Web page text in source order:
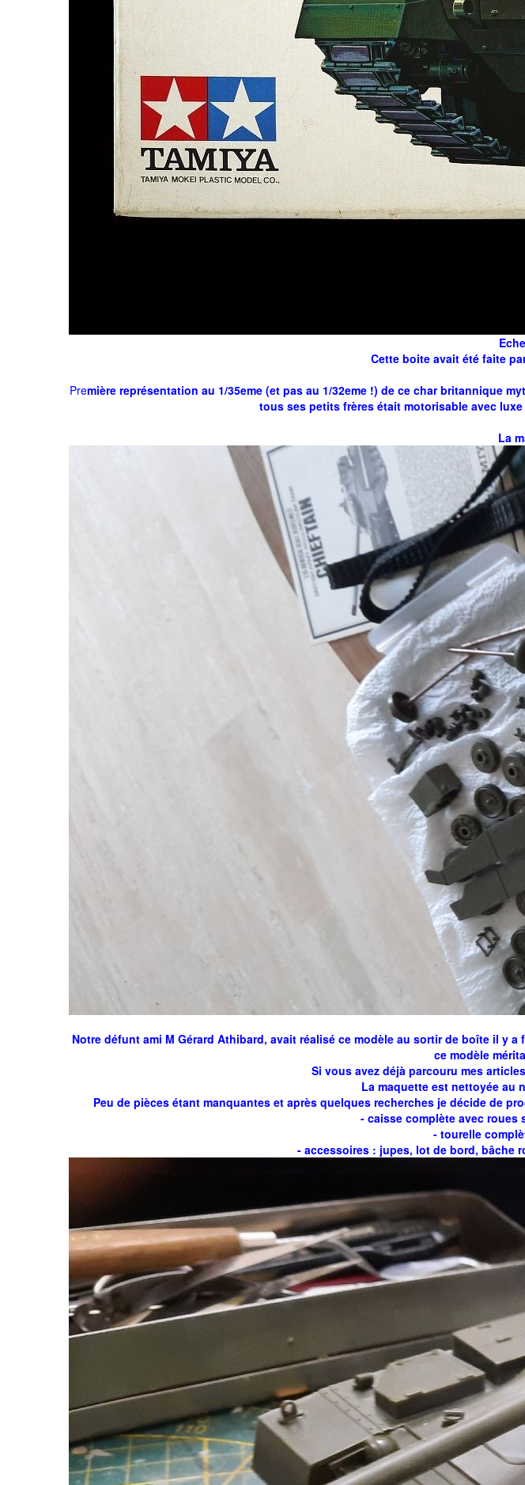
Cette boite avait été faite
Première représentation au 1/35eme (et pas au 1/32eme !) de ce char britannique
tous ses petits frères était motorisable avec
La
Notre défunt ami M Gérard Athibard, avait réalisé ce modèle au sortir de boîte il y
ce modèle
Si vous avez déjà parcouru mes
La maquette est nettoyée au
Peu de pièces étant manquantes et après quelques recherches je décide de
- caisse complète avec
- tourelle
- accessoires : jupes, lot de bord, bâche